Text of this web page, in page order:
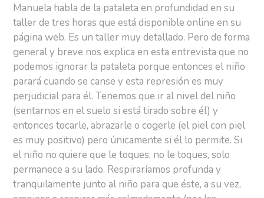
Manuela habla de la pataleta en profundidad en su
taller de tres horas que está disponible online en su
página web. Es un taller muy detallado. Pero de forma
general y breve nos explica en esta entrevista que no
podemos ignorar la pataleta porque entonces el niño
parará cuando se canse y esta represión es muy
perjudicial para él. Tenemos que ir al nivel del niño
(sentarnos en el suelo si está tirado sobre él) y
entonces tocarle, abrazarle o cogerle (el piel con piel
es muy positivo) pero únicamente si él lo permite. Si
el niño no quiere que le toques, no le toques, solo
permanece a su lado. Respiraríamos profunda y
tranquilamente junto al niño para que éste, a su vez,